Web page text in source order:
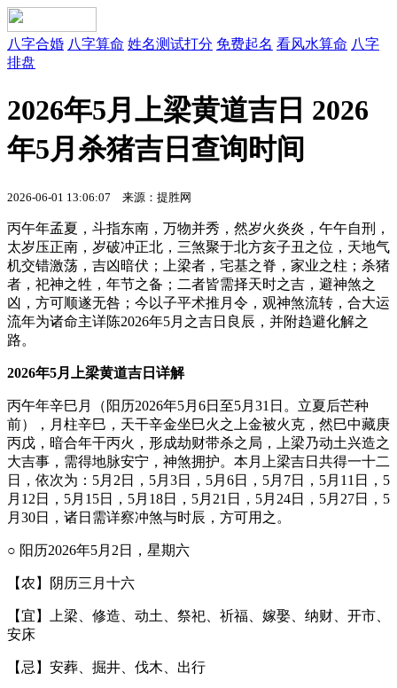
八字合婚 八字算命 姓名测试打分 免费起名 看风水算命 八字
排盘
2026年5月上梁黄道吉日 2026
年5月杀猪吉日查询时间
2026-06-01 13:06:07 来源：提胜网
丙午年孟夏，斗指东南，万物并秀，然岁火炎炎，午午自刑，
太岁压正南，岁破冲正北，三煞聚于北方亥子丑之位，天地气
机交错激荡，吉凶暗伏；上梁者，宅基之脊，家业之柱；杀猪
者，祀神之牲，年节之备；二者皆需择天时之吉，避神煞之
凶，方可顺遂无咎；今以子平术推月令，观神煞流转，合大运
流年为诸命主详陈2026年5月之吉日良辰，并附趋避化解之
路。
2026年5月上梁黄道吉日详解
丙午年辛巳月（阳历2026年5月6日至5月31日。立夏后芒种
前），月柱辛巳，天干辛金坐巳火之上金被火克，然巳中藏庚
丙戊，暗合年干丙火，形成劫财带杀之局，上梁乃动土兴造之
大吉事，需得地脉安宁，神煞拥护。本月上梁吉日共得一十二
日，依次为：5月2日，5月3日，5月6日，5月7日，5月11日，5
月12日，5月15日，5月18日，5月21日，5月24日，5月27日，5
月30日，诸日需详察冲煞与时辰，方可用之。
○ 阳历2026年5月2日，星期六
【农】阴历三月十六
【宜】上梁、修造、动土、祭祀、祈福、嫁娶、纳财、开市、
安床
【忌】安葬、掘井、伐木、出行